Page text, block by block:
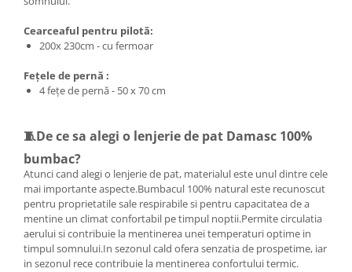
Cearceaful pentru pilotă:
200x 230cm - cu fermoar
Fețele de pernă :
4 fețe de pernă - 50 x 70 cm
🧵De ce sa alegi o lenjerie de pat Damasc 100%
bumbac?
Atunci cand alegi o lenjerie de pat, materialul este unul dintre cele
mai importante aspecte.Bumbacul 100% natural este recunoscut
pentru proprietatile sale respirabile si pentru capacitatea de a
mentine un climat confortabil pe timpul noptii.Permite circulatia
aerului si contribuie la mentinerea unei temperaturi optime in
timpul somnului.In sezonul cald ofera senzatia de prospetime, iar
in sezonul rece contribuie la mentinerea confortului termic.